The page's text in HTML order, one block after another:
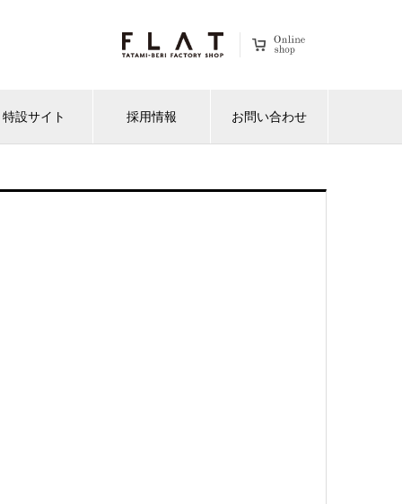
特設サイト 採用情報 お問い合わせ